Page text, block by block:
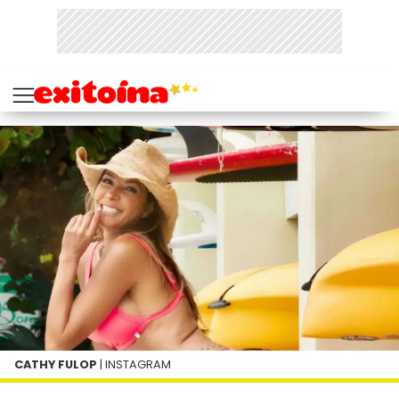
CATHY FULOP | INSTAGRAM